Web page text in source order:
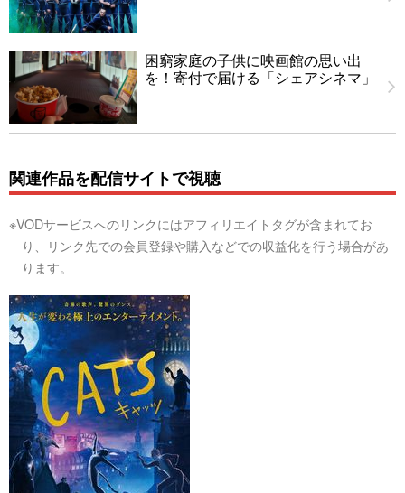
困窮家庭の子供に映画館の思い出
を！寄付で届ける「シェアシネマ」
関連作品を配信サイトで視聴
※VODサービスへのリンクにはアフィリエイトタグが含まれてお
り、リンク先での会員登録や購入などでの収益化を行う場合があ
ります。